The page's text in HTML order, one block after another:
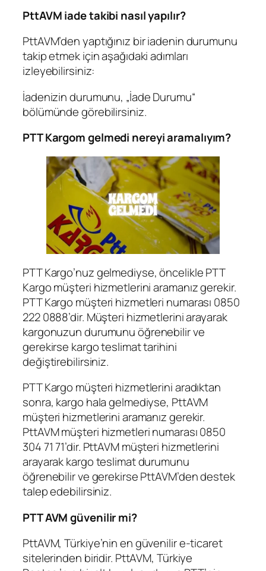
PttAVM iade takibi nasıl yapılır?
PttAVM’den yaptığınız bir iadenin durumunu
takip etmek için aşağıdaki adımları
izleyebilirsiniz:
İadenizin durumunu, „İade Durumu“
bölümünde görebilirsiniz.
PTT Kargom gelmedi nereyi aramalıyım?
PTT Kargo’nuz gelmediyse, öncelikle PTT
Kargo müşteri hizmetlerini aramanız gerekir.
PTT Kargo müşteri hizmetleri numarası 0850
222 0888’dir. Müşteri hizmetlerini arayarak
kargonuzun durumunu öğrenebilir ve
gerekirse kargo teslimat tarihini
değiştirebilirsiniz.
PTT Kargo müşteri hizmetlerini aradıktan
sonra, kargo hala gelmediyse, PttAVM
müşteri hizmetlerini aramanız gerekir.
PttAVM müşteri hizmetleri numarası 0850
304 71 71’dir. PttAVM müşteri hizmetlerini
arayarak kargo teslimat durumunu
öğrenebilir ve gerekirse PttAVM’den destek
talep edebilirsiniz.
PTT AVM güvenilir mi?
PttAVM, Türkiye’nin en güvenilir e-ticaret
sitelerinden biridir. PttAVM, Türkiye